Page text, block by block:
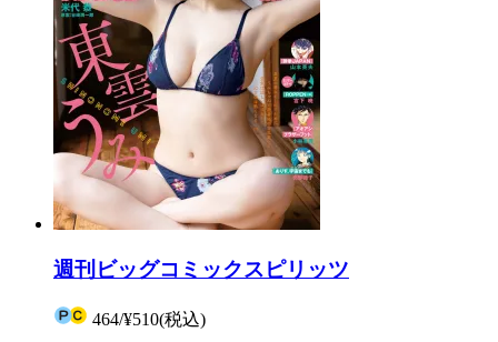
週刊ビッグコミックスピリッツ
464/¥510(税込)